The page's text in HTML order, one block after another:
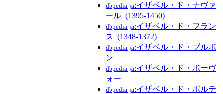
dbpedia-ja:イザベル・ド・ナヴァ
ール_(1395-1450)
dbpedia-ja:イザベル・ド・フラン
ス_(1348-1372)
dbpedia-ja:イザベル・ド・ブルボ
ン
dbpedia-ja:イザベル・ド・ボーヴ
ォー
dbpedia-ja:イザベル・ド・ポルテ